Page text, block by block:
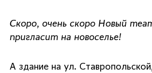
Скоро, очень скоро Новый
пригласит на новоселье!
А здание на ул.